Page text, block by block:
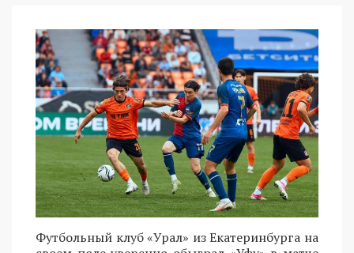
Футбольный клуб «Урал» из Екатеринбурга на